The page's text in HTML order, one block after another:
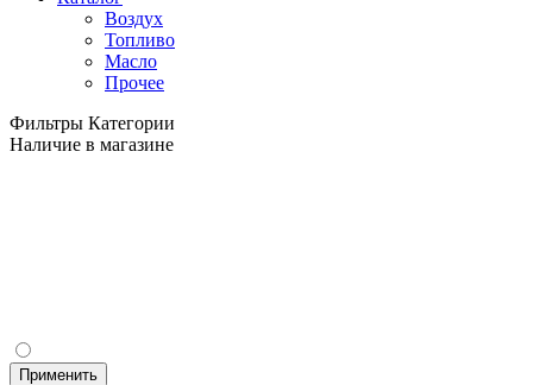
Воздух
Топливо
Масло
Прочее
Фильтры Категории
Наличие в магазине
Применить